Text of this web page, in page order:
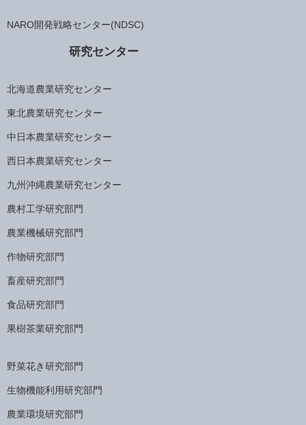
NARO開発戦略センター(NDSC)
研究センター
北海道農業研究センター
東北農業研究センター
中日本農業研究センター
西日本農業研究センター
九州沖縄農業研究センター
農村工学研究部門
農業機械研究部門
作物研究部門
畜産研究部門
食品研究部門
果樹茶業研究部門
野菜花き研究部門
生物機能利用研究部門
農業環境研究部門